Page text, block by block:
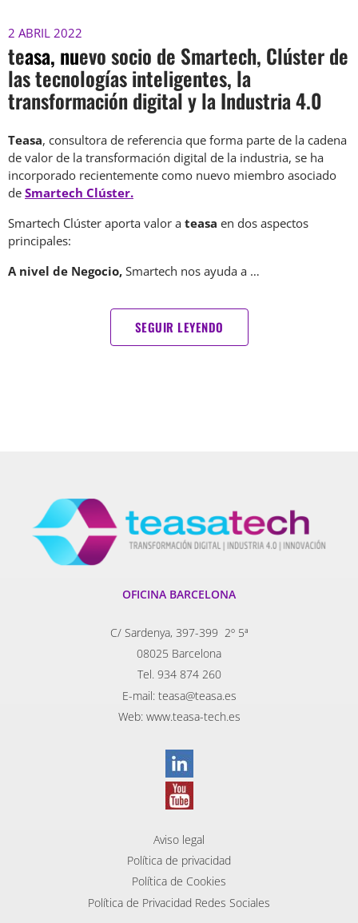
2 ABRIL 2022
teasa, nuevo socio de Smartech, Clúster de
las tecnologías inteligentes, la
transformación digital y la Industria 4.0
Teasa, consultora de referencia que forma parte de la cadena
de valor de la transformación digital de la industria, se ha
incorporado recientemente como nuevo miembro asociado
de Smartech Clúster.
Smartech Clúster aporta valor a teasa en dos aspectos
principales:
A nivel de Negocio, Smartech nos ayuda a …
SEGUIR LEYENDO
OFICINA BARCELONA
C/ Sardenya, 397-399 2º 5ª
08025 Barcelona
Tel. 934 874 260
E-mail: teasa@teasa.es
Web: www.teasa-tech.es
Aviso legal
Política de privacidad
Política de Cookies
Política de Privacidad Redes Sociales